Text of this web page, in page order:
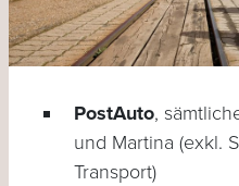
PostAuto,
und Martina (exkl.
Transport)